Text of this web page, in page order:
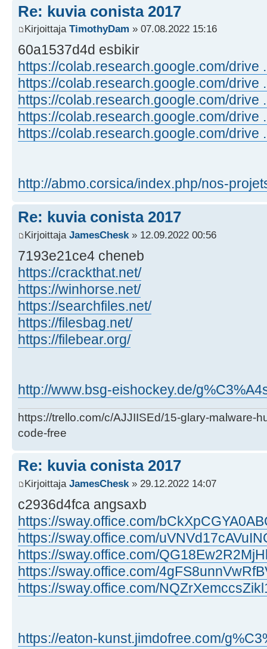
Re: kuvia conista 2017
Kirjoittaja TimothyDam » 07.08.2022 15:16
60a1537d4d esbikir
https://colab.research.google.com/drive
https://colab.research.google.com/drive
https://colab.research.google.com/drive
https://colab.research.google.com/drive
https://colab.research.google.com/drive
http://abmo.corsica/index.php/nos-
Re: kuvia conista 2017
Kirjoittaja JamesChesk » 12.09.2022 00:56
7193e21ce4 cheneb
https://crackthat.net/
https://winhorse.net/
https://searchfiles.net/
https://filesbag.net/
https://filebear.org/
http://www.bsg-eishockey.de/
https://trello.com/c/AJJIISEd/15-glary-malware-
code-free
Re: kuvia conista 2017
Kirjoittaja JamesChesk » 29.12.2022 14:07
c2936d4fca angsaxb
https://sway.office.com/
https://sway.office.com/
https://sway.office.com/
https://sway.office.com/
https://sway.office.com/
https://eaton-kunst.jimdofree.com/